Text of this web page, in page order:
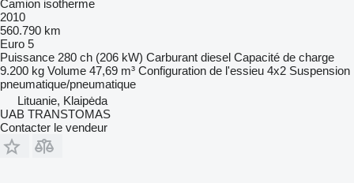
Camion isotherme
2010
560.790 km
Euro 5
Puissance 280 ch (206 kW) Carburant diesel Capacité de charge
9.200 kg Volume 47,69 m³ Configuration de l'essieu 4x2 Suspension
pneumatique/pneumatique
Lituanie, Klaipėda
UAB TRANSTOMAS
Contacter le vendeur